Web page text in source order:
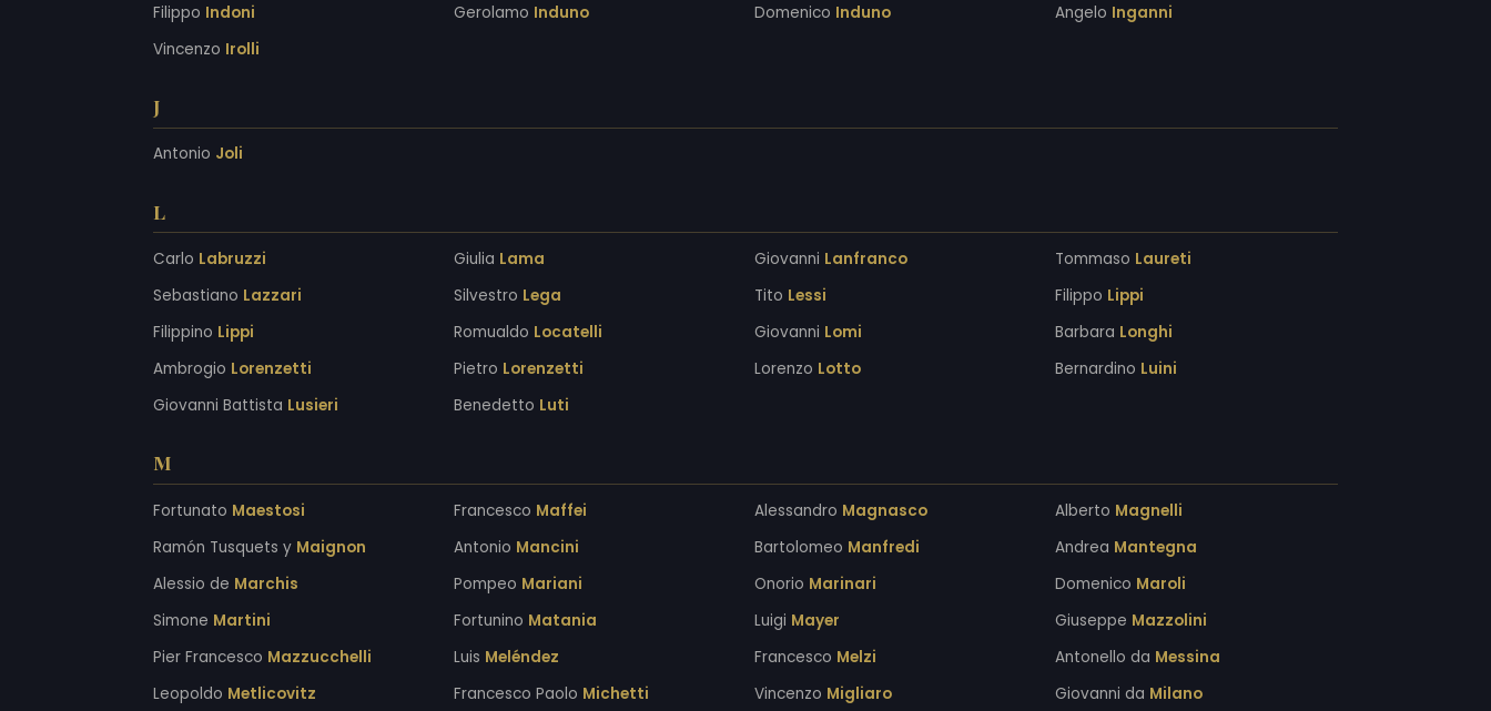
Filippo Indoni Gerolamo Induno Domenico Induno Angelo Inganni
Vincenzo Irolli
J
Antonio Joli
L
Carlo Labruzzi Giulia Lama Giovanni Lanfranco Tommaso Laureti
Sebastiano Lazzari Silvestro Lega Tito Lessi Filippo Lippi
Filippino Lippi Romualdo Locatelli Giovanni Lomi Barbara Longhi
Ambrogio Lorenzetti Pietro Lorenzetti Lorenzo Lotto Bernardino Luini
Giovanni Battista Lusieri Benedetto Luti
M
Fortunato Maestosi Francesco Maffei Alessandro Magnasco Alberto Magnelli
Ramón Tusquets y Maignon Antonio Mancini Bartolomeo Manfredi Andrea Mantegna
Alessio de Marchis Pompeo Mariani Onorio Marinari Domenico Maroli
Simone Martini Fortunino Matania Luigi Mayer Giuseppe Mazzolini
Pier Francesco Mazzucchelli Luis Meléndez Francesco Melzi Antonello da Messina
Leopoldo Metlicovitz Francesco Paolo Michetti Vincenzo Migliaro Giovanni da Milano